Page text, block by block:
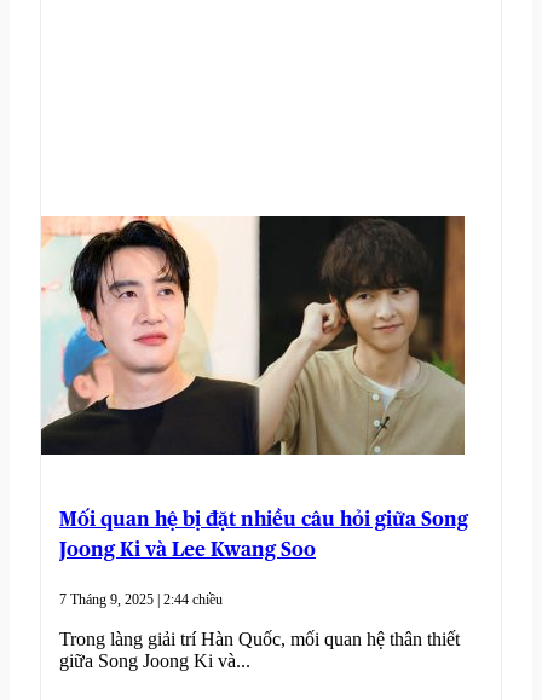
Mối quan hệ bị đặt nhiều câu hỏi giữa Song
Joong Ki và Lee Kwang Soo
7 Tháng 9, 2025 | 2:44 chiều
Trong làng giải trí Hàn Quốc, mối quan hệ thân thiết
giữa Song Joong Ki và...